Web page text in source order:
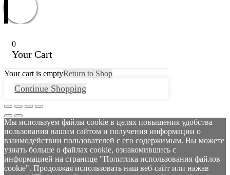
0
Your Cart
Your cart is emptyReturn to Shop
Continue Shopping
Мы используем файлы cookie в целях повышения удобства
пользования нашим сайтом и получения информации о
взаимодействии пользователей с его содержимым. Вы можете
узнать больше о файлах cookie, ознакомившись с
информацией на странице "Политика использования файлов
cookie". Продолжая использовать наш веб-сайт или нажав